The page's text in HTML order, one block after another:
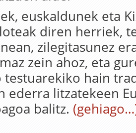
euskaldunek eta
diren herriek,
zilegitasunez
zein ahoz, eta
hain
ederra litzatekeen
balitz.